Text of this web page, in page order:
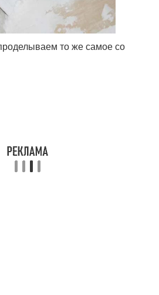
то же самое со